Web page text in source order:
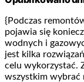
{Podczas
pojawia się
wodnych i
jest kilka
celu wykorzystać.
wszystkim wybrać